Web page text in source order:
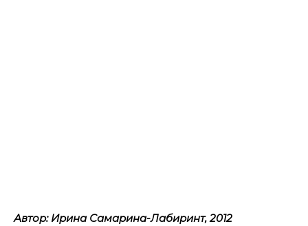
Автор: Ирина Самарина-Лабиринт, 2012